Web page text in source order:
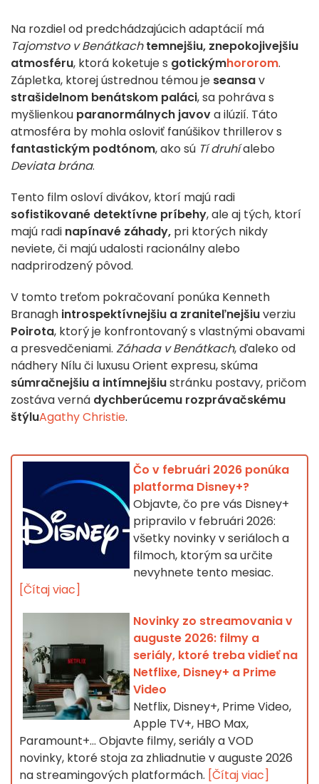
Na rozdiel od predchádzajúcich adaptácií má
Tajomstvo v Benátkach temnejšiu, znepokojivejšiu
atmosféru, ktorá koketuje s gotickýmhororom.
Zápletka, ktorej ústrednou témou je seansav
strašidelnom benátskom paláci, sa pohráva s
myšlienkou paranormálnych javova ilúzií. Táto
atmosféra by mohla osloviť fanúšikov thrillerov s
fantastickým podtónom, ako sú Tí druhíalebo
Deviata brána.
Tento film osloví divákov, ktorí majú radi
sofistikované detektívne príbehy, ale aj tých, ktorí
majú radi napínavé záhady, pri ktorých nikdy
neviete, či majú udalosti racionálny alebo
nadprirodzený pôvod.
V tomto treťom pokračovaní ponúka Kenneth
Branagh introspektívnejšiu a zraniteľnejšiuverziu
Poirota, ktorý je konfrontovaný s vlastnými obavami
a presvedčeniami. Záhada v Benátkach, ďaleko od
nádhery Nílu či luxusu Orient expresu, skúma
súmračnejšiu a intímnejšiustránku postavy, pričom
zostáva verná dychberúcemu rozprávačskému
štýluAgathy Christie.
Čo v februári 2026 ponúka
platforma Disney+?
Objavte, čo pre vás Disney+
pripravilo v februári 2026:
všetky novinky v seriáloch a
filmoch, ktorým sa určite
nevyhnete tento mesiac.
[Čítaj viac]
Novinky zo streamovania v
auguste 2026: filmy a
seriály, ktoré treba vidieť na
Netflixe, Disney+ a Prime
Video
Netflix, Disney+, Prime Video,
Apple TV+, HBO Max,
Paramount+… Objavte filmy, seriály a VOD
novinky, ktoré stoja za zhliadnutie v auguste 2026
na streamingových platformách. [Čítaj viac]